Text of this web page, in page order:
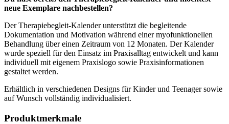
neue Exemplare nachbestellen?
Der Therapiebegleit-Kalender unterstützt die begleitende
Dokumentation und Motivation während einer myofunktionellen
Behandlung über einen Zeitraum von 12 Monaten. Der Kalender
wurde speziell für den Einsatz im Praxisalltag entwickelt und kann
individuell mit eigenem Praxislogo sowie Praxisinformationen
gestaltet werden.
Erhältlich in verschiedenen Designs für Kinder und Teenager sowie
auf Wunsch vollständig individualisiert.
Produktmerkmale